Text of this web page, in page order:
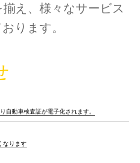
え、様々なサービス
ります。
自動車検査証が電子化されます。
なります